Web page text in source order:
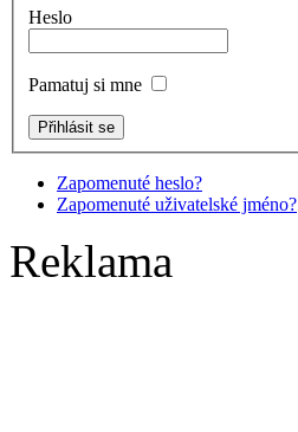
Heslo
Pamatuj si mne
Zapomenuté heslo?
Zapomenuté uživatelské jméno?
Reklama